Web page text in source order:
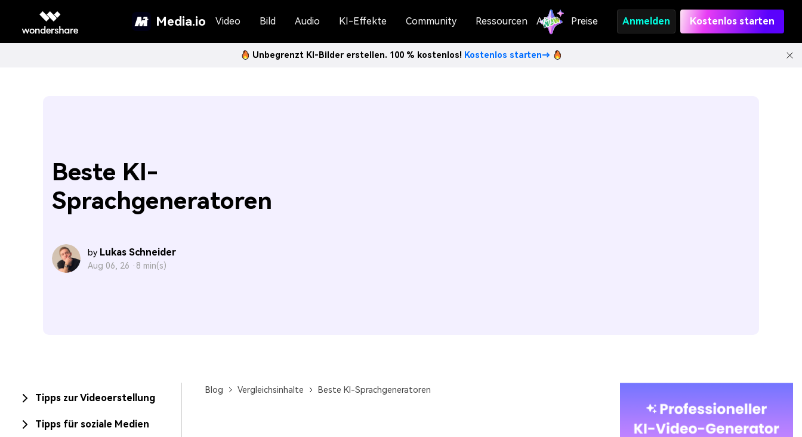
Media.io Video Bild Audio KI-Effekte Community Ressourcen API Preise Anmelden Kostenlos starten
Unbegrenzt KI-Bilder erstellen. 100 % kostenlos! Kostenlos starten→
Beste KI-
Sprachgeneratoren
by Lukas Schneider
Aug 06, 26 · 8 min(s)
Tipps zur Videoerstellung
Tipps für soziale Medien
Blog Vergleichsinhalte Beste KI-Sprachgeneratoren